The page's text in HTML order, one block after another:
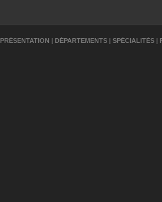
PRÉSENTATION | DÉPARTEMENTS | SPÉCIALITÉS |